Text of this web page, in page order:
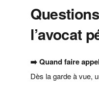
l’avocat
➡️ Quand faire
Dès la garde à vue,